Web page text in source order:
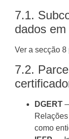
7.1.
dados
Ver a secção
7.2.
DGERT
como